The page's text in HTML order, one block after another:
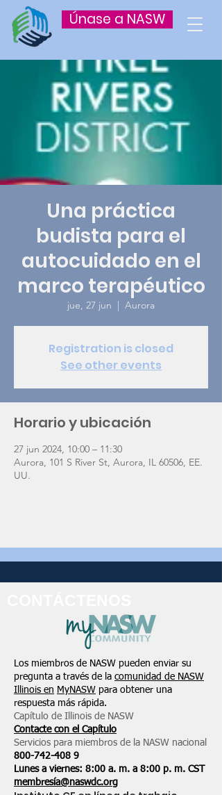
Únase a NASW
Una práctica
budista para el
autocuidado en el
marco terapéutico
jue, 27 jun
  |
Aurora
Registration is closed
See other events
Horario y ubicación
27 jun 2024, 10:00 – 11:30
Aurora, 101 S River St, Aurora, IL 60506, EE.
UU.
Los miembros de NASW pueden enviar su
pregunta a través de la comunidad de NASW
Illinois en MyNASW para obtener una
respuesta más rápida.
Capítulo de Illinois de NASW
Contacte con el Capítulo
Servicios para miembros de la NASW nacional
800-742-408 9
Lunes a viernes: 8:00 a. m. a 8:00 p. m. CST
membresía@naswdc.org